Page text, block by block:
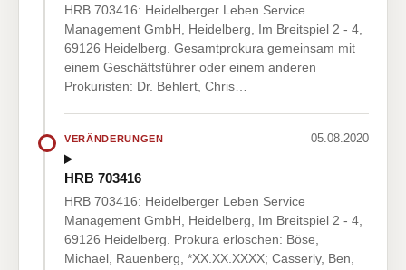
HRB 703416: Heidelberger Leben Service
Management GmbH, Heidelberg, Im Breitspiel 2 - 4,
69126 Heidelberg. Gesamtprokura gemeinsam mit
einem Geschäftsführer oder einem anderen
Prokuristen: Dr. Behlert, Chris…
VERÄNDERUNGEN 05.08.2020
HRB 703416
HRB 703416: Heidelberger Leben Service
Management GmbH, Heidelberg, Im Breitspiel 2 - 4,
69126 Heidelberg. Prokura erloschen: Böse,
Michael, Rauenberg, *XX.XX.XXXX; Casserly, Ben,